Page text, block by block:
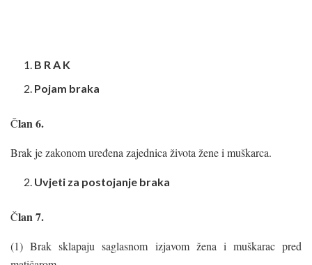
B R A K
Pojam braka
Član 6.
Brak je zakonom uređena zajednica života žene i muškarca.
Uvjeti za postojanje braka
Član 7.
(1) Brak sklapaju saglasnom izjavom žena i muškarac pred